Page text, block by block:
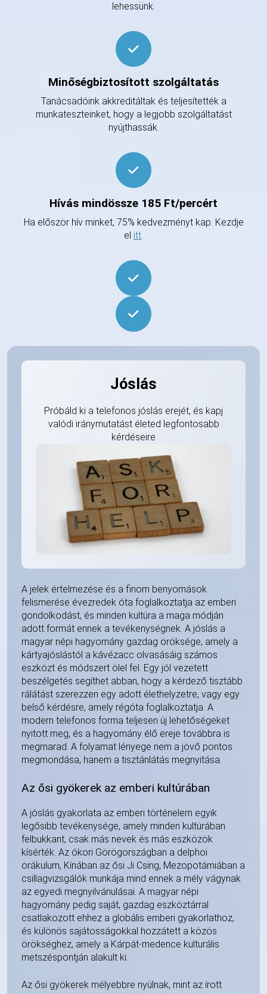
lehessünk.
Minőségbiztosított szolgáltatás
Tanácsadóink akkreditáltak és teljesítették a
munkateszteinket, hogy a legjobb szolgáltatást
nyújthassák.
Hívás mindössze 185 Ft/percért
Ha először hív minket, 75% kedvezményt kap. Kezdje
el itt.
Jóslás
Próbáld ki a telefonos jóslás erejét, és kapj
valódi iránymutatást életed legfontosabb
kérdéseire
A jelek értelmezése és a finom benyomások
felismerése évezredek óta foglalkoztatja az emberi
gondolkodást, és minden kultúra a maga módján
adott formát ennek a tevékenységnek. A jóslás a
magyar népi hagyomány gazdag öröksége, amely a
kártyajóslástól a kávézacc olvasásáig számos
eszközt és módszert ölel fel. Egy jól vezetett
beszélgetés segíthet abban, hogy a kérdező tisztább
rálátást szerezzen egy adott élethelyzetre, vagy egy
belső kérdésre, amely régóta foglalkoztatja. A
modern telefonos forma teljesen új lehetőségeket
nyitott meg, és a hagyomány élő ereje továbbra is
megmarad. A folyamat lényege nem a jövő pontos
megmondása, hanem a tisztánlátás megnyitása.
Az ősi gyökerek az emberi kultúrában
A jóslás gyakorlata az emberi történelem egyik
legősibb tevékenysége, amely minden kultúrában
felbukkant, csak más nevek és más eszközök
kísérték. Az ókori Görögországban a delphoi
orákulum, Kínában az ősi Ji Csing, Mezopotámiában a
csillagvizsgálók munkája mind ennek a mély vágynak
az egyedi megnyilvánulásai. A magyar népi
hagyomány pedig saját, gazdag eszköztárral
csatlakozott ehhez a globális emberi gyakorlathoz,
és különös sajátosságokkal hozzátett a közös
örökséghez, amely a Kárpát-medence kulturális
metszéspontján alakult ki.
Az ősi gyökerek mélyebbre nyúlnak, mint az írott